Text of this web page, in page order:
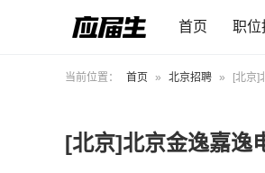
首页 职位
当前位置： 首页 » 北京招聘 » [北京]
[北京]北京金逸嘉逸